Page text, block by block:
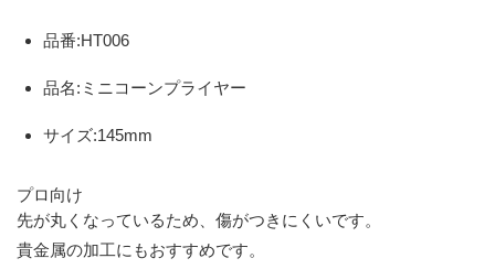
品番:HT006
品名:ミニコーンプライヤー
サイズ:145mm
プロ向け
先が丸くなっているため、傷がつきにくいです。
貴金属の加工にもおすすめです。